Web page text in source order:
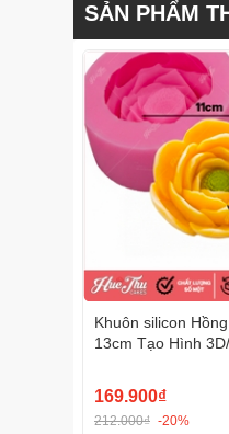
SẢN PHẨM
Khuôn silicon
13cm Tạo Hình
169.900₫
212.000₫ -20%